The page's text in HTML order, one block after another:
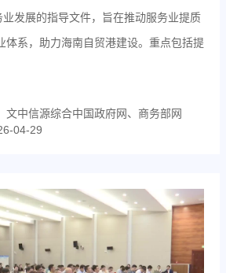
业发展的指导文件，旨在推动服务业提质
体系，助力海南自贸港建设。重点包括提
文中信源综合中国政府网、商务部网
04-29